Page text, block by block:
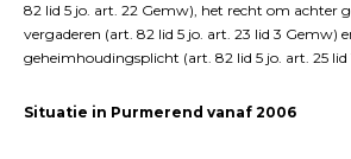
82 lid 5 jo. art. 22 Gemw), het recht om achter
vergaderen (art. 82 lid 5 jo. art. 23 lid 3 Gemw)
geheimhoudingsplicht (art. 82 lid 5 jo. art. 25 lid
Situatie in Purmerend vanaf 2006